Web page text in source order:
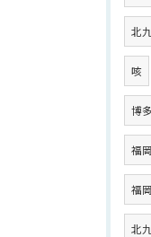
北
咳
博
福
福
北